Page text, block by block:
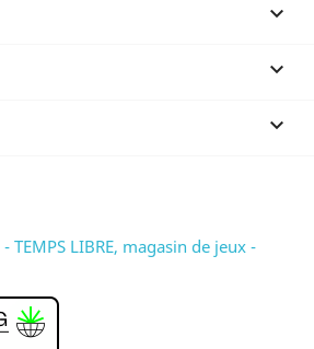



LIBRE, magasin de jeux -